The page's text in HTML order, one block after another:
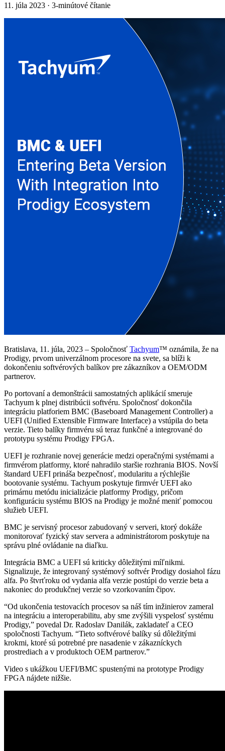
11. júla 2023 · 3-minútové čítanie
Bratislava, 11. júla, 2023 – Spoločnosť Tachyum™ oznámila, že na
Prodigy, prvom univerzálnom procesore na svete, sa blíži k
dokončeniu softvérových balíkov pre zákazníkov a OEM/ODM
partnerov.
Po portovaní a demonštrácii samostatných aplikácií smeruje
Tachyum k plnej distribúcii softvéru. Spoločnosť dokončila
integráciu platforiem BMC (Baseboard Management Controller) a
UEFI (Unified Extensible Firmware Interface) a vstúpila do beta
verzie. Tieto balíky firmvéru sú teraz funkčné a integrované do
prototypu systému Prodigy FPGA.
UEFI je rozhranie novej generácie medzi operačnými systémami a
firmvérom platformy, ktoré nahradilo staršie rozhrania BIOS. Novší
štandard UEFI prináša bezpečnosť, modularitu a rýchlejšie
bootovanie systému. Tachyum poskytuje firmvér UEFI ako
primárnu metódu inicializácie platformy Prodigy, pričom
konfiguráciu systému BIOS na Prodigy je možné meniť pomocou
služieb UEFI.
BMC je servisný procesor zabudovaný v serveri, ktorý dokáže
monitorovať fyzický stav servera a administrátorom poskytuje na
správu plné ovládanie na diaľku.
Integrácia BMC a UEFI sú kriticky dôležitými míľnikmi.
Signalizuje, že integrovaný systémový softvér Prodigy dosiahol fázu
alfa. Po štvrťroku od vydania alfa verzie postúpi do verzie beta a
nakoniec do produkčnej verzie so vzorkovaním čipov.
“Od ukončenia testovacích procesov sa náš tím inžinierov zameral
na integráciu a interoperabilitu, aby sme zvýšili vyspelosť systému
Prodigy,” povedal Dr. Radoslav Danilák, zakladateľ a CEO
spoločnosti Tachyum. “Tieto softvérové balíky sú dôležitými
krokmi, ktoré sú potrebné pre nasadenie v zákazníckych
prostrediach a v produktoch OEM partnerov.”
Video s ukážkou UEFI/BMC spustenými na prototype Prodigy
FPGA nájdete nižšie.